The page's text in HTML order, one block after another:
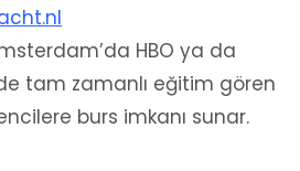
HBO ya da
tam zamanlı eğitim gören
burs imkanı sunar.